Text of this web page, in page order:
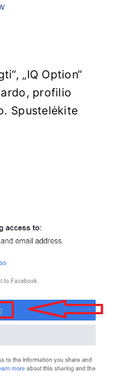
„IQ Option“
profilio
Spustelėkite